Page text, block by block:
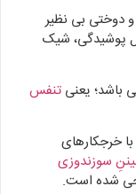
و دوختی بی نظیر
پوشیدگی، شیک
باشد؛ یعنی تنفس
خرجکارهای
سوزندوزی
شده است.